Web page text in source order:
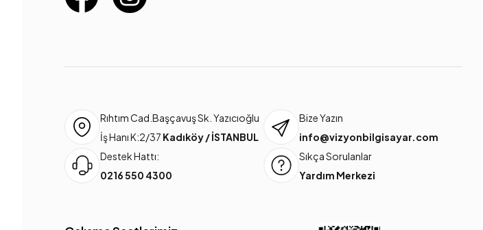
Rıhtım Cad.Başçavuş Sk. Yazıcıoğlu
İş Hanı K:2/37 Kadıköy / İSTANBUL
Bize Yazın
info@vizyonbilgisayar.com
Destek Hattı:
0216 550 4300
Sıkça Sorulanlar
Yardım Merkezi